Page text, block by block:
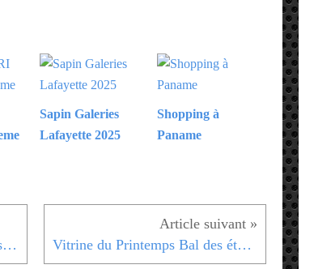
Sapin Galeries
Lafayette 2025
Shopping à
Paname
Vitrine Printemps Palais de Cristal Noel 2016 Vitrine du Printemps Bal des étoiles Noel 2016